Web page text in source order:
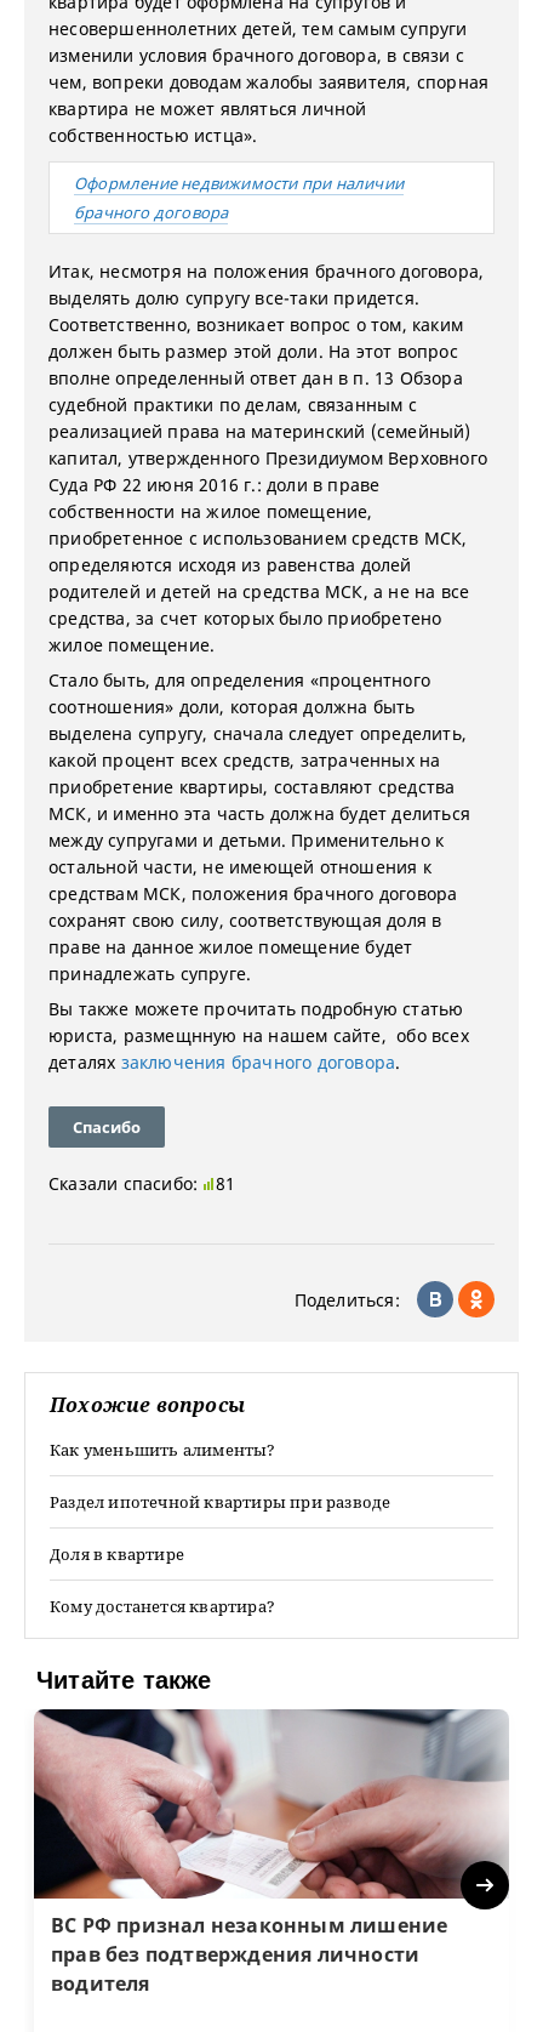
несовершеннолетних детей, тем самым супруги
изменили условия брачного договора, в связи с
чем, вопреки доводам жалобы заявителя, спорная
квартира не может являться личной
собственностью истца».
Оформление недвижимости при наличии
брачного договора
Итак, несмотря на положения брачного договора,
выделять долю супругу все-таки придется.
Соответственно, возникает вопрос о том, каким
должен быть размер этой доли. На этот вопрос
вполне определенный ответ дан в п. 13 Обзора
судебной практики по делам, связанным с
реализацией права на материнский (семейный)
капитал, утвержденного Президиумом Верховного
Суда РФ 22 июня 2016 г.: доли в праве
собственности на жилое помещение,
приобретенное с использованием средств МСК,
определяются исходя из равенства долей
родителей и детей на средства МСК, а не на все
средства, за счет которых было приобретено
жилое помещение.
Стало быть, для определения «процентного
соотношения» доли, которая должна быть
выделена супругу, сначала следует определить,
какой процент всех средств, затраченных на
приобретение квартиры, составляют средства
МСК, и именно эта часть должна будет делиться
между супругами и детьми. Применительно к
остальной части, не имеющей отношения к
средствам МСК, положения брачного договора
сохранят свою силу, соответствующая доля в
праве на данное жилое помещение будет
принадлежать супруге.
Вы также можете прочитать подробную статью
юриста, размещнную на нашем сайте, обо всех
деталях заключения брачного договора.
Спасибо
Сказали спасибо: 81
Поделиться:
Похожие вопросы
Как уменьшить алименты?
Раздел ипотечной квартиры при разводе
Доля в квартире
Кому достанется квартира?
Читайте также
ВС РФ признал незаконным лишение
прав без подтверждения личности
водителя
Next